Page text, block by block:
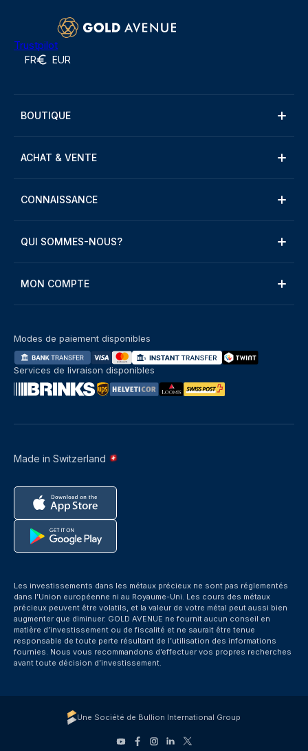
Trustpilot
FR EUR
BOUTIQUE
ACHAT & VENTE
CONNAISSANCE
QUI SOMMES-NOUS?
MON COMPTE
Made in Switzerland
Modes de paiement disponibles
Services de livraison disponibles
Les investissements dans les métaux précieux ne sont pas réglementés
dans l’Union européenne ni au Royaume-Uni. Les cours des métaux
précieux peuvent être volatils, et la valeur de votre métal peut aussi bien
augmenter que diminuer. GOLD AVENUE ne fournit aucun conseil en
matière d’investissement ou de fiscalité et ne saurait être tenue
responsable de toute perte résultant de l’utilisation des informations
fournies. Nous vous recommandons d’effectuer vos propres recherches
avant toute décision d’investissement.
Une Société de Bullion International Group